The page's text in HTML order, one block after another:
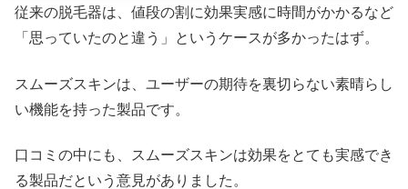
従来の脱毛器は、値段の割に効果実感に時間がかかるなど
「思っていたのと違う」というケースが多かったはず。
スムーズスキンは、ユーザーの期待を裏切らない素晴らし
い機能を持った製品です。
口コミの中にも、スムーズスキンは効果をとても実感でき
る製品だという意見がありました。